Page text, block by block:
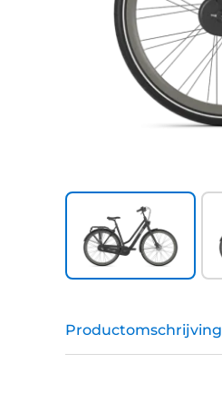
Productomschrijving